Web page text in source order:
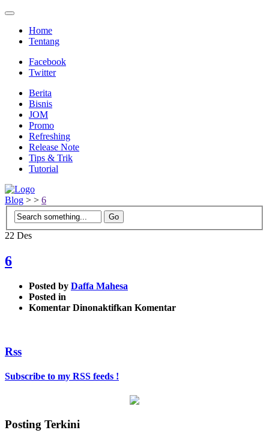
Home
Tentang
Facebook
Twitter
Berita
Bisnis
JOM
Promo
Refreshing
Release Note
Tips & Trik
Tutorial
Blog > > 6
22 Des
6
Posted by Daffa Mahesa
Posted in
Komentar Dinonaktifkan pada
Komentar
Rss
Subscribe to my RSS feeds !
Posting Terkini